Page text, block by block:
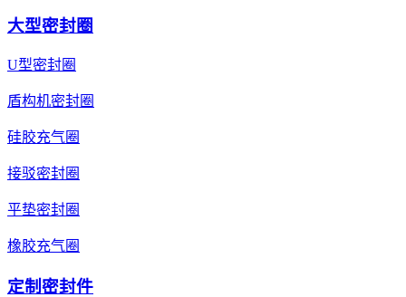
大型密封圈
U型密封圈
盾构机密封圈
硅胶充气圈
接驳密封圈
平垫密封圈
橡胶充气圈
定制密封件